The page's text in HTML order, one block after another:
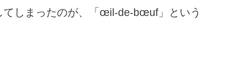
てしまったのが、「œil-de-bœuf」という